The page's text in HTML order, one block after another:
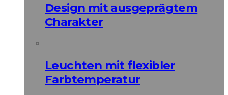
Design mit ausgeprägtem
Charakter
Leuchten mit flexibler
Farbtemperatur